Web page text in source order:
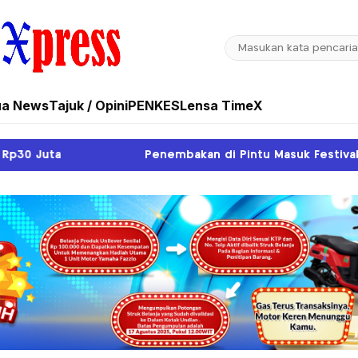
NewsTajuk / OpiniPENKESLensa TimeX
Penembakan di Pintu Masuk Festival Budaya Lembah